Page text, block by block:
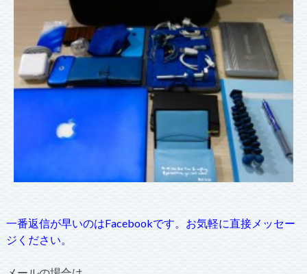
一番返信が早いのはFacebookです。お気軽に直接メッセー
ジください。